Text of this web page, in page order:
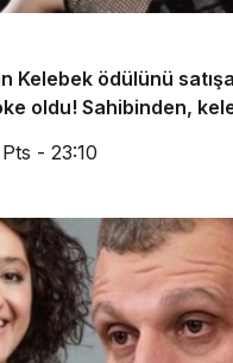
Kelebek ödülünü
oldu! Sahibinden,
- 23:10